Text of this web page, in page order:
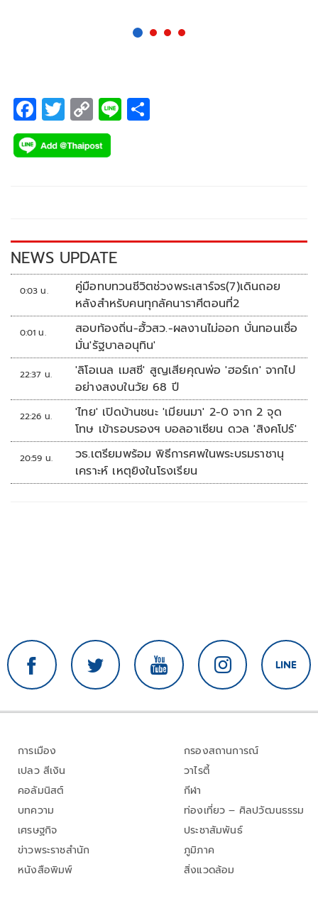
F
ac
e
k
T
wi
tt
C
o
p
k
Li
NEWS UPDATE
0:03 น.
คู่มือทบทวนชีวิตช่วงพระเสาร์จร(7)เดินถอย
หลังสำหรับคนทุกลัคนาราศีตอนที่2
0:01 น.
สอบท้องถิ่น-ฮั้วสว.-ผลงานไม่ออก บั่นทอนเชื่อ
มั่น'รัฐบาลอนุทิน'
22:37 น.
'ลิโอเนล เมสซี' สูญเสียคุณพ่อ 'ฮอร์เก' จากไป
อย่างสงบในวัย 68 ปี
22:26 น.
'ไทย' เปิดบ้านชนะ 'เมียนมา' 2-0 จาก 2 จุด
โทษ เข้ารอบรองฯ บอลอาเซียน ดวล 'สิงคโปร์'
20:59 น.
วธ.เตรียมพร้อม พิธีการศพในพระบรมราชานุ
เคราะห์ เหตุยิงในโรงเรียน
การเมือง
เปลว สีเงิน
คอลัมนิสต์
บทความ
เศรษฐกิจ
ข่าวพระราชสำนัก
หนังสือพิมพ์
กรองสถานการณ์
วาไรตี้
กีฬา
ท่องเที่ยว – ศิลปวัฒนธรรม
ประชาสัมพันธ์
ภูมิภาค
สิ่งแวดล้อม